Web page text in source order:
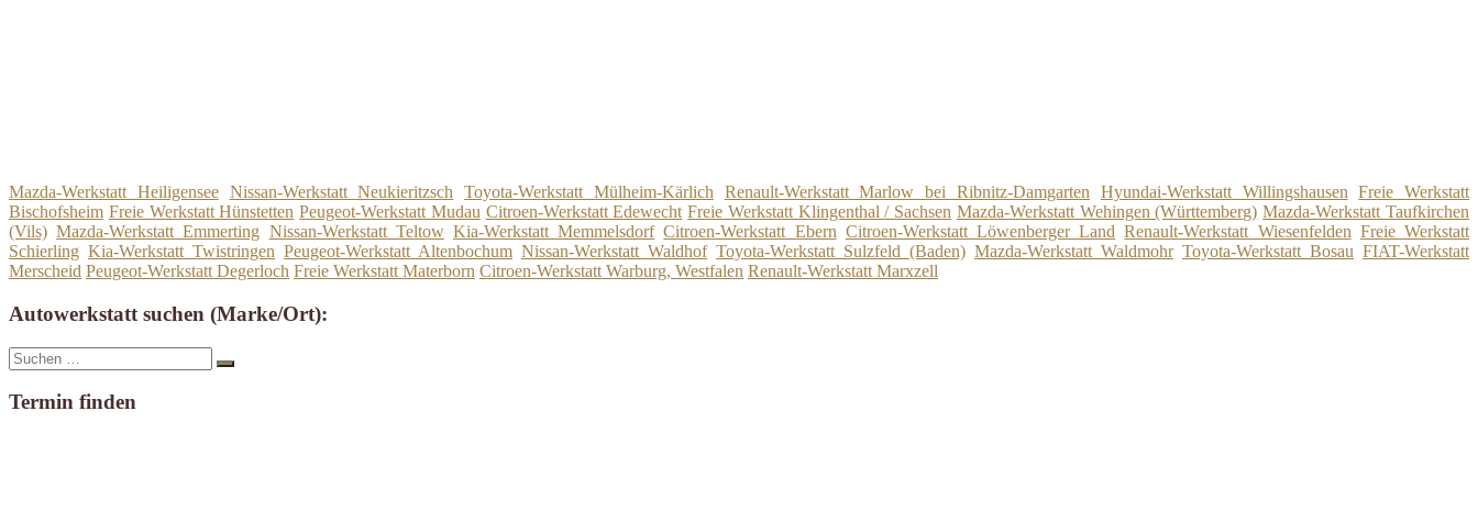
Mazda-Werkstatt Heiligensee Nissan-Werkstatt Neukieritzsch Toyota-Werkstatt Mülheim-Kärlich Renault-Werkstatt Marlow bei Ribnitz-Damgarten Hyundai-Werkstatt Willingshausen
Freie Werkstatt
Bischofsheim Freie Werkstatt Hünstetten Peugeot-Werkstatt Mudau Citroen-Werkstatt Edewecht Freie Werkstatt Klingenthal / Sachsen Mazda-Werkstatt Wehingen (Württemberg) Mazda-Werkstatt Taufkirchen
(Vils) Mazda-Werkstatt Emmerting Nissan-Werkstatt Teltow Kia-Werkstatt Memmelsdorf Citroen-Werkstatt Ebern Citroen-Werkstatt Löwenberger Land Renault-Werkstatt Wiesenfelden Freie Werkstatt
Schierling Kia-Werkstatt Twistringen Peugeot-Werkstatt Altenbochum Nissan-Werkstatt Waldhof Toyota-Werkstatt Sulzfeld (Baden) Mazda-Werkstatt Waldmohr Toyota-Werkstatt Bosau FIAT-Werkstatt
Merscheid Peugeot-Werkstatt Degerloch Freie Werkstatt Materborn Citroen-Werkstatt Warburg, Westfalen Renault-Werkstatt Marxzell
Autowerkstatt suchen (Marke/Ort):
Suche
nach:
Suchen
Termin finden